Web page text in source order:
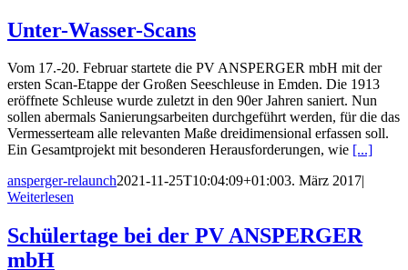
Unter-Wasser-Scans
Vom 17.-20. Februar startete die PV ANSPERGER mbH mit der
ersten Scan-Etappe der Großen Seeschleuse in Emden. Die 1913
eröffnete Schleuse wurde zuletzt in den 90er Jahren saniert. Nun
sollen abermals Sanierungsarbeiten durchgeführt werden, für die das
Vermesserteam alle relevanten Maße dreidimensional erfassen soll.
Ein Gesamtprojekt mit besonderen Herausforderungen, wie [...]
ansperger-relaunch2021-11-25T10:04:09+01:003. März 2017|
Weiterlesen
Schülertage bei der PV ANSPERGER
mbH